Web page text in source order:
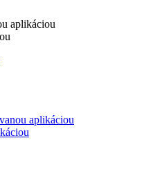
aplikáciou
aplikáciou